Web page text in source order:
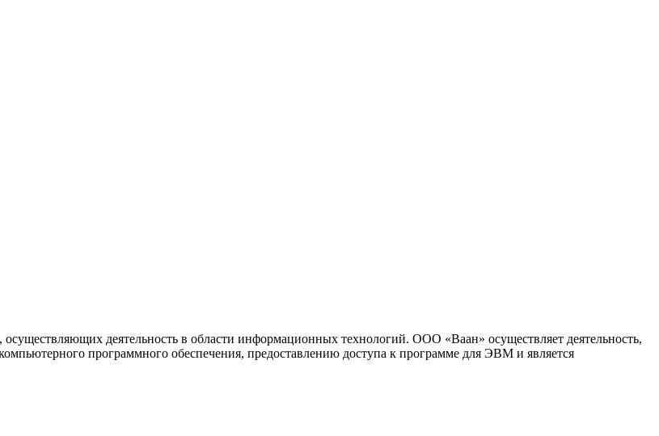
деятельность в области информационных технологий. ООО «Ваан» осуществляет деятельность,
программного обеспечения, предоставлению доступа к программе для ЭВМ и является